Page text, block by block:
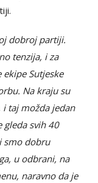
dobroj partiji.
tenzija, i za
Sutjeske
Na kraju su
i taj možda jedan
gleda svih 40
smo dobru
u odbrani, na
naravno da je